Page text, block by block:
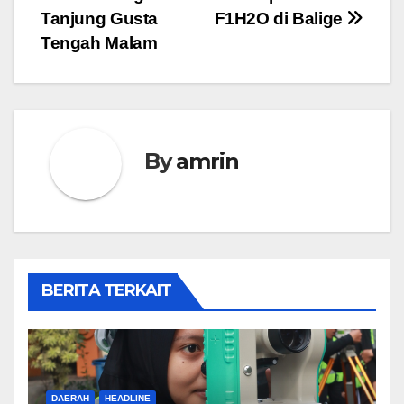
F1H2O di Balige
Tanjung Gusta
Tengah Malam
Byamrin
BERITA TERKAIT
DAERAH HEADLINE